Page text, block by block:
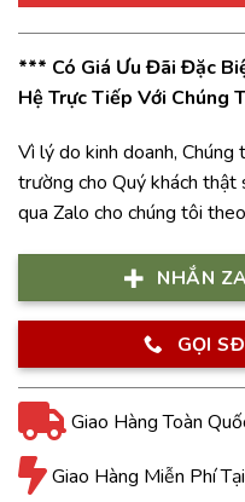
*** Có Giá Ưu Đãi Đặc
Hệ Trực Tiếp Với Chúng
Vì lý do kinh doanh,
trường cho Quý khách thật
qua Zalo cho chúng tôi
NHẮN
GỌI
Giao Hàng Toàn
Giao Hàng Miễn Phí